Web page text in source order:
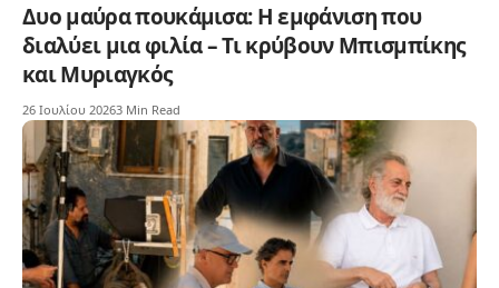
Δυο μαύρα πουκάμισα: Η εμφάνιση που
διαλύει μια φιλία – Τι κρύβουν Μπισμπίκης
και Μυριαγκός
26 Ιουλίου 20263 Min Read